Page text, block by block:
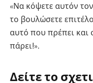
«Να κόψετε αυτόν
το βουλώσετε
αυτό που πρέπει και
πάρει!».
Δείτε το